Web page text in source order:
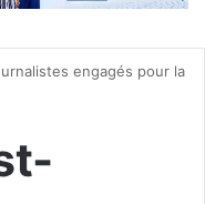
engagés pour la